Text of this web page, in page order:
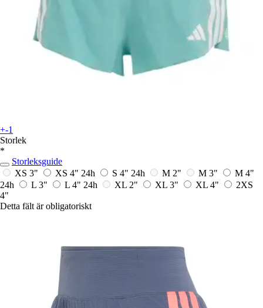
+-1
Storlek
*
Storleksguide
XS 3"
XS 4" 24h S 4" 24h M 2" M 3"
M 4"
24h
L 3" L 4" 24h XL 2" XL 3" XL 4"
2XS
4"
Detta fält är obligatoriskt